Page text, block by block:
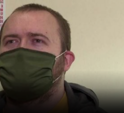
Coś dla Ciebie